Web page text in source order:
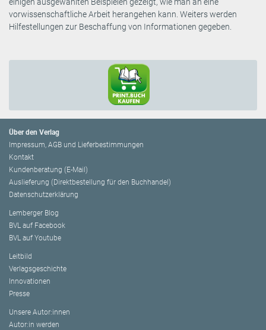
vorwissenschaftliche Arbeit herangehen kann. Weiters werden
Hilfestellungen zur Beschaffung von Informationen gegeben.
Über den Verlag
Impressum, AGB und Lieferbestimmungen
Kontakt
Kundenberatung (E-Mail)
Auslieferung (Direktbestellung für den Buchhandel)
Datenschutzerklärung
Lemberger Blog
BVL auf Facebook
BVL auf Youtube
Leitbild
Verlagsgeschichte
Innovationen
Presse
Unsere Autor:innen
Autor:in werden